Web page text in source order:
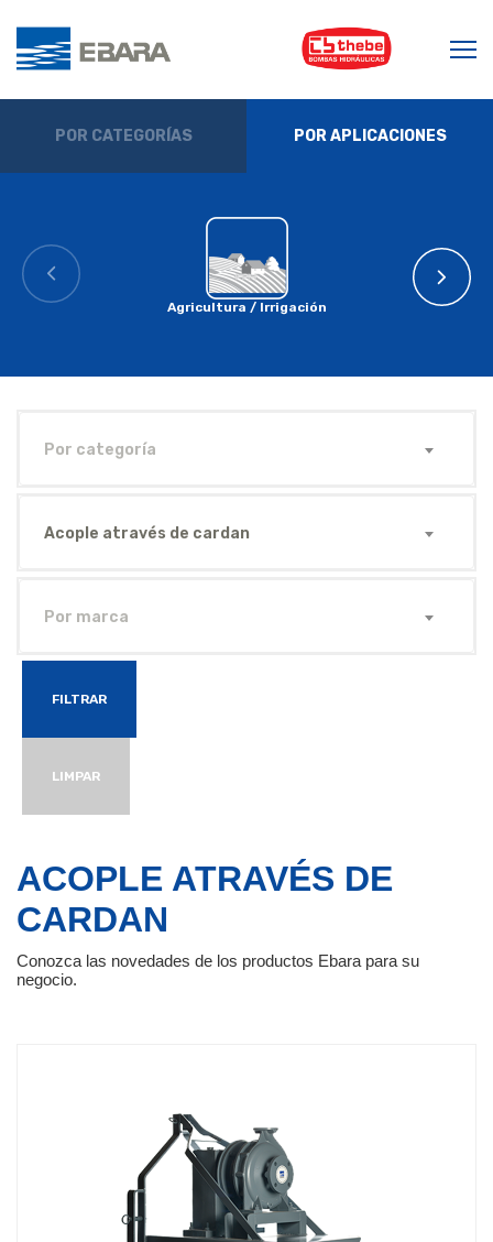
POR CATEGORÍAS POR APLICACIONES
Agricultura / Irrigación
Por categoría
Acople através de cardan
Por marca
FILTRAR
LIMPAR
ACOPLE ATRAVÉS DE
CARDAN
Conozca las novedades de los productos Ebara para su
negocio.